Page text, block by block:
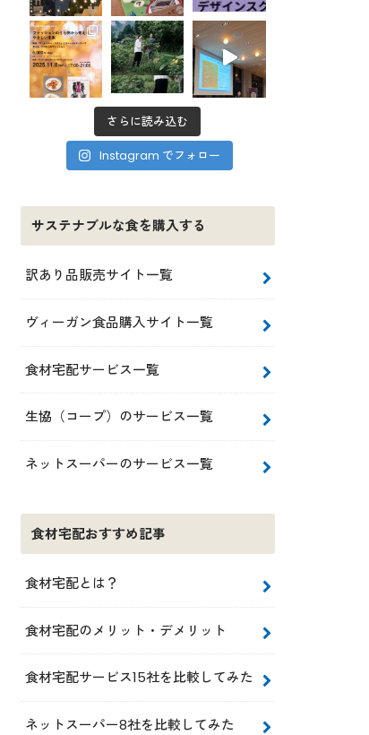
さらに読み込む
Instagram でフォロー
サステナブルな食を購入する
訳あり品販売サイト一覧
ヴィーガン食品購入サイト一覧
食材宅配サービス一覧
生協（コープ）のサービス一覧
ネットスーパーのサービス一覧
食材宅配おすすめ記事
食材宅配とは？
食材宅配のメリット・デメリット
食材宅配サービス15社を比較してみた
ネットスーパー8社を比較してみた